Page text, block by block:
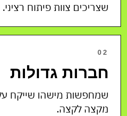
שצריכים צוות פיתוח
02
חברות גדולות
שמחפשות מישהו שייקח
מקצה לקצה.